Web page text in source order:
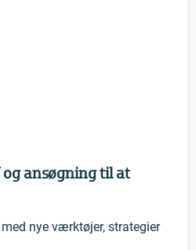
og ansøgning til at
nye værktøjer, strategier